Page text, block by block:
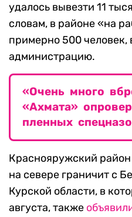
удалось вывезти 11
словам, в районе «на
примерно 500 человек,
администрацию.
«Очень много
«Ахмата»
пленных
Краснояружский
на севере граничит с
Курской области, в
августа, также